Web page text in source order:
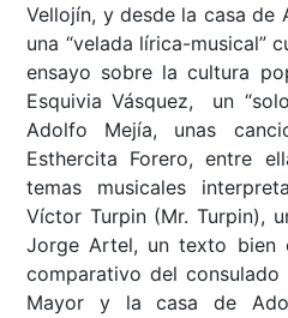
Vellojín, y desde la casa de
una “velada lírica-musical”
ensayo sobre la cultura
Esquivia Vásquez, un
Adolfo Mejía, unas
Esthercita Forero, entre
temas musicales
Víctor Turpin (Mr. Turpin),
Jorge Artel, un texto bien
comparativo del
Mayor y la casa de